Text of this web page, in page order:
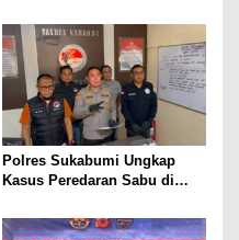
Penertiban Polisi
Polres Sukabumi Ungkap
Kasus Peredaran Sabu di
Tersangka Diamankan